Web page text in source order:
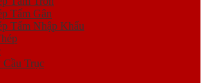
Tấm Gân
Tấm Nhập Khẩu
Cầu Trục